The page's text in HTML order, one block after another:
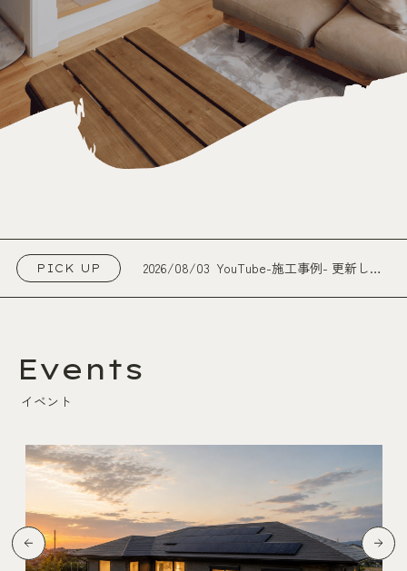
PICK UP 2026/08/03 YouTube-施工事例- 更新しま
Events
イベント